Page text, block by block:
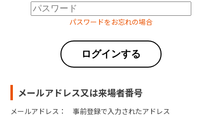
パスワードをお忘れの場合
ログインする
メールアドレス又は来場者番号
メールアドレス： 事前登録で入力されたアドレス